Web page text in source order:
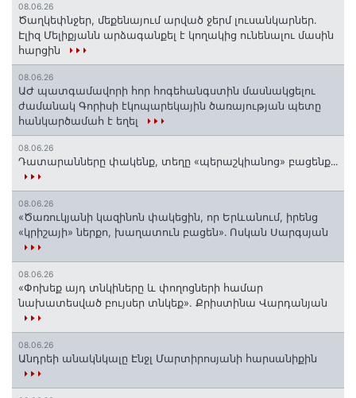
08.06.26
Ծաղկեփնջեր, մեքենայում արված ջերմ լուսանկարներ.
Էլիզ Մելիքյանն արձագանքել է կողակից ունենալու մասին
հարցին
08.06.26
ԱԺ պատգամավորի հոր հոգեհանգստին մասնակցելու
ժամանակ Գորիսի էկոպարեկային ծառայության պետը
հանկարծամահ է եղել
08.06.26
Դատարանները փակենք, տեղը «պերաշկիանոց» բացենք․․․
08.06.26
«Ծառուկյանի կազինոն փակեցին, որ Երևանում, իրենց
«կրիշայի» ներքո, խաղատուն բացեն»․ Ոսկան Սարգսյան
08.06.26
«Փոխեք այդ տնկիները և փողոցների համար
նախատեսված բույսեր տնկեք». Քրիստինա Վարդանյան
08.06.26
Անդրեի անակնկալը Էնջլ Մարտիրոսյանի հարսանիքին